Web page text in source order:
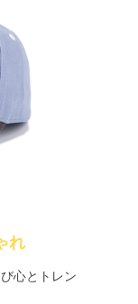
れ
心とトレン